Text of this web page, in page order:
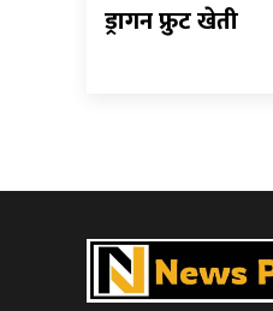
ड्रागन फ्रुट खेती